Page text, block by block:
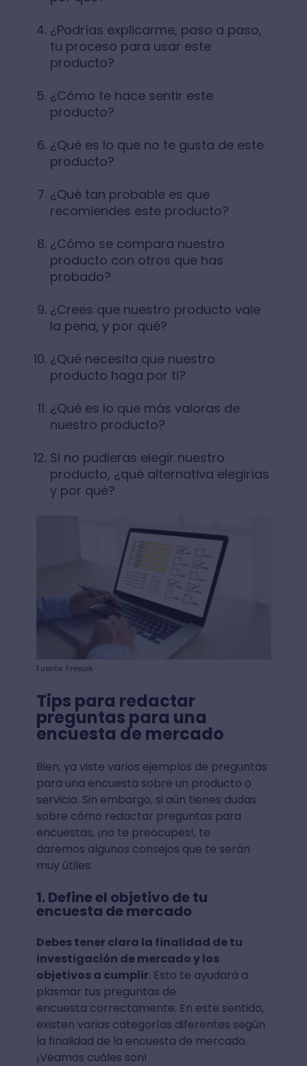
¿Podrías explicarme, paso a paso,
tu proceso para usar este
producto?
¿Cómo te hace sentir este
producto?
¿Qué es lo que no te gusta de este
producto?
¿Qué tan probable es que
recomiendes este producto?
¿Cómo se compara nuestro
producto con otros que has
probado?
¿Crees que nuestro producto vale
la pena, y por qué?
¿Qué necesita que nuestro
producto haga por ti?
¿Qué es lo que más valoras de
nuestro producto?
Si no pudieras elegir nuestro
producto, ¿qué alternativa elegirías
y por qué?
Fuente: Freepik
Tips para redactar
preguntas para una
encuesta de mercado
Bien, ya viste varios ejemplos de preguntas
para una encuesta sobre un producto o
servicio. Sin embargo, si aún tienes dudas
sobre cómo redactar preguntas para
encuestas, ¡no te preocupes!, te
daremos algunos consejos que te serán
muy útiles:
1. Define el objetivo de tu
encuesta de mercado
Debes tener clara la finalidad de tu
investigación de mercado y los
objetivos a cumplir. Esto te ayudará a
plasmar tus preguntas de
encuesta correctamente. En este sentido,
existen varias categorías diferentes según
la finalidad de la encuesta de mercado.
¡Veamos cuáles son!